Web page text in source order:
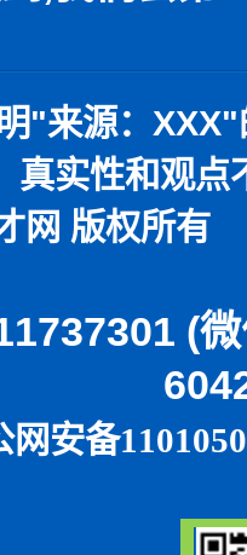
"来源： XXX"
真实性和观点
权所有 本网
(
网安备